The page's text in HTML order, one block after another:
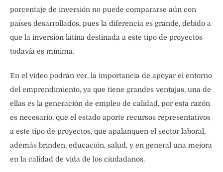
porcentaje de inversión no puede compararse aún con
países desarrollados, pues la diferencia es grande, debido a
que la inversión latina destinada a este tipo de proyectos
todavía es mínima.
En el vídeo podrán ver, la importancia de apoyar el entorno
del emprendimiento, ya que tiene grandes ventajas, una de
ellas es la generación de empleo de calidad, por esta razón
es necesario, que el estado aporte recursos representativos
a este tipo de proyectos, que apalanquen el sector laboral,
además brinden, educación, salud, y en general una mejora
en la calidad de vida de los ciudadanos.